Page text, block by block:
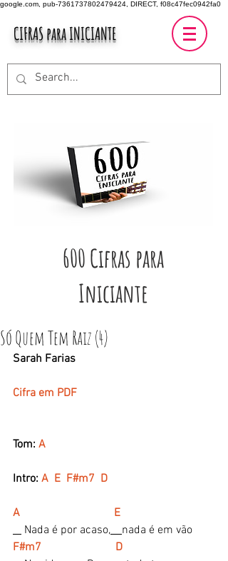
google.com, pub-7361737802479424, DIRECT, f08c47fec0942fa0
CIFRAS para INICIANTE
600 Cifras para
Iniciante
Só Quem Tem Raiz (4)
Sarah Farias
Cifra em PDF
Tom: A
Intro: A  E  F#m7  D
A                                 E
Nada é por acaso,
nada é em vão
F#m7                          D